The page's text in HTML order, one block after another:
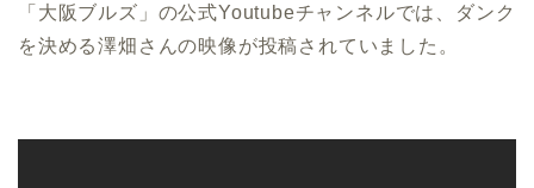
「大阪ブルズ」の公式Youtubeチャンネルでは、ダンク
を決める澤畑さんの映像が投稿されていました。